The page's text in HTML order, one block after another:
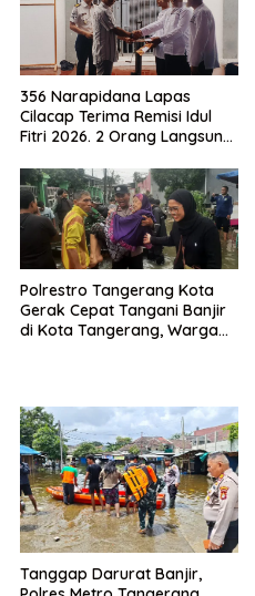
356 Narapidana Lapas
Cilacap Terima Remisi Idul
Fitri 2026. 2 Orang Langsung
Polrestro Tangerang Kota
Gerak Cepat Tangani Banjir
di Kota Tangerang, Warga
Tanggap Darurat Banjir,